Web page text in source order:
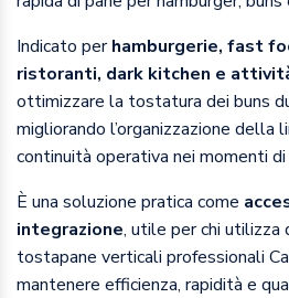
Indicato perhamburgerie, fast
ristoranti, dark kitchen e
ottimizzare la tostatura dei buns
migliorando l’organizzazione della
continuità operativa nei momenti
È una soluzione pratica come
integrazione, utile per chi utilizza
tostapane verticali professionali
mantenere efficienza, rapidità e